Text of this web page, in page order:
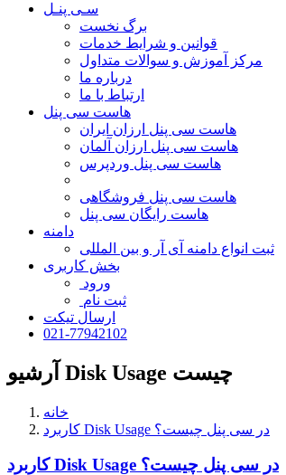
سـی پنـل
برگ نخست
قوانین و شرایط خدمات
مرکز آموزش و سوالات متداول
درباره ما
ارتباط با ما
هاست سی پنل
هاست سی پنل ارزان ایران
هاست سی پنل ارزان آلمان
هاست سی پنل وردپرس
هاست سی پنل فروشگاهی
هاست رایگان سی پنل
دامنه
ثبت انواع دامنه آی آر و بین المللی
بخش کاربری
ورود
ثبت نام
ارسال تیکت
021-77942102
آرشیو Disk Usage چیست
خانه
کاربرد Disk Usage در سی پنل چیست؟
کاربرد Disk Usage در سی پنل چیست؟